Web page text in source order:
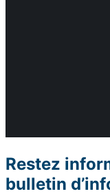
Restez
bulletin